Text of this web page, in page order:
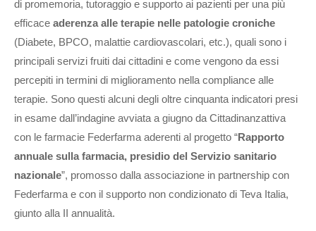
di promemoria, tutoraggio e supporto ai pazienti per una più
efficace aderenza alle terapie nelle patologie croniche
(Diabete, BPCO, malattie cardiovascolari, etc.), quali sono i
principali servizi fruiti dai cittadini e come vengono da essi
percepiti in termini di miglioramento nella compliance alle
terapie. Sono questi alcuni degli oltre cinquanta indicatori presi
in esame dall’indagine avviata a giugno da Cittadinanzattiva
con le farmacie Federfarma aderenti al progetto “Rapporto
annuale sulla farmacia, presidio del Servizio sanitario
nazionale”, promosso dalla associazione in partnership con
Federfarma e con il supporto non condizionato di Teva Italia,
giunto alla II annualità.